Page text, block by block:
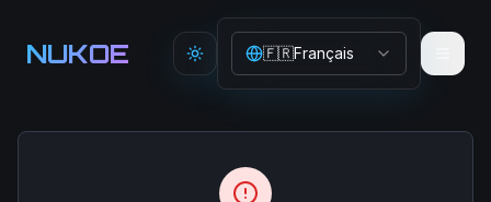
NUKOE Toggle theme
🇫🇷Français